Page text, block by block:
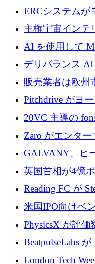
Aavuus が、ス
レシード資金を
ERCシステムが
埋めるために設
であるVictorを発
主権宇宙インテ
中、ICEYEは評
5,000万ユーロを
AI を使用して
るために 110
デリバランス
あるエンタープ
販売業者は欧州
ロを確保
Pitchdrive がヨ
業者を支援する
20VC 主導の
ラットフォーム
Zaro がエンタ
するために 510
GALVANY、ヒ
ドラウンドで
英国首相が4億
国の新興企業は
まる」
Reading FC が
協力して AI
米国IPO向けベ
PhysicsX が評
達
BeatpulseLabs
張するために
London Tech